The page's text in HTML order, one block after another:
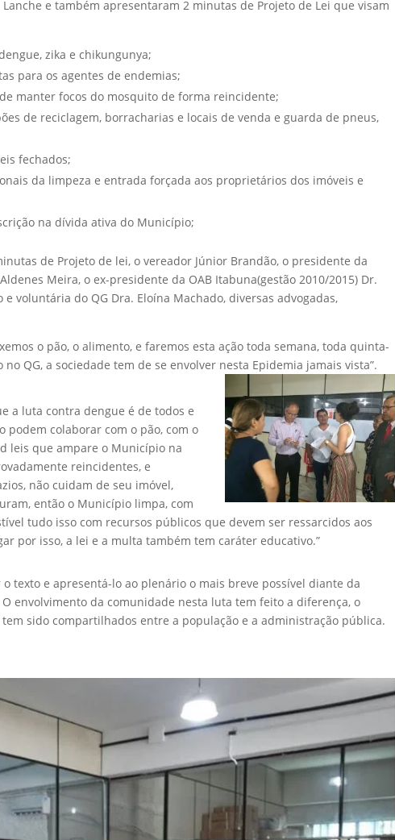
e também apresentaram 2 minutas de Projeto de Lei que visam
zika e chikungunya;
para os agentes de endemias;
manter focos do mosquito de forma reincidente;
de reciclagem, borracharias e locais de venda e guarda de pneus,
fechados;
da limpeza e entrada forçada aos proprietários dos imóveis e
na dívida ativa do Município;
de Projeto de lei, o vereador Júnior Brandão, o presidente da
Meira, o ex-presidente da OAB Itabuna(gestão 2010/2015) Dr.
voluntária do QG Dra. Eloína Machado, diversas advogadas,
o pão, o alimento, e faremos esta ação toda semana, toda quinta-
QG, a sociedade tem de se envolver nesta Epidemia jamais vista”.
a luta contra dengue é de todos e
podem colaborar com o pão, com o
leis que ampare o Município na
reincidentes, e
não cuidam de seu imóvel,
então o Município limpa, com
tudo isso com recursos públicos que devem ser ressarcidos aos
por isso, a lei e a multa também tem caráter educativo.”
texto e apresentá-lo ao plenário o mais breve possível diante da
envolvimento da comunidade nesta luta tem feito a diferença, o
sido compartilhados entre a população e a administração pública.